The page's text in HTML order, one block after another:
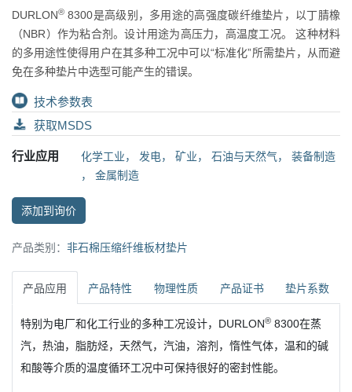
DURLON® 8300是高级别，多用途的高强度碳纤维垫片，以丁腈橡
（NBR）作为粘合剂。设计用途为高压力，高温度工况。 这种材料
的多用途性使得用户在其多种工况中可以“标准化”所需垫片，从而避
免在多种垫片中选型可能产生的错误。
技术参数表
获取MSDS
行业应用 化学工业， 发电， 矿业， 石油与天然气，
装备制造
，
金属制造
添加到询价
产品类别： 非石棉压缩纤维板材垫片
产品应用 产品特性 物理性质 产品证书 垫片系数
特别为电厂和化工行业的多种工况设计，DURLON® 8300在蒸
汽，热油，脂肪烃，天然气，汽油，溶剂，惰性气体，温和的碱
和酸等介质的温度循环工况中可保持很好的密封性能。